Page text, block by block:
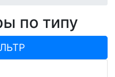
по типу